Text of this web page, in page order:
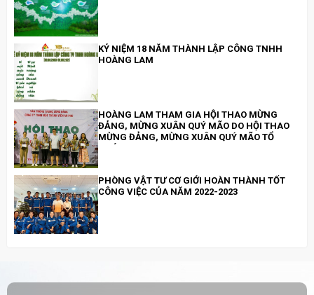
KỶ NIỆM 18 NĂM THÀNH LẬP CÔNG TNHH
HOÀNG LAM
HOÀNG LAM THAM GIA HỘI THAO MỪNG
ĐẢNG, MỪNG XUÂN QUÝ MÃO DO HỘI THAO
MỪNG ĐẢNG, MỪNG XUÂN QUÝ MÃO TỔ
PHÒNG VẬT TƯ CƠ GIỚI HOÀN THÀNH TỐT
CÔNG VIỆC CỦA NĂM 2022-2023